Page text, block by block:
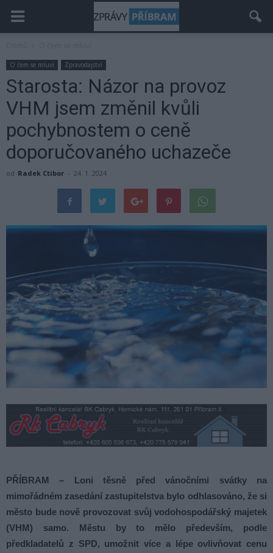
O čem se mluví Zpravodajství
Starosta: Názor na provoz
VHM jsem změnil kvůli
pochybnostem o ceně
doporučovaného uchazeče
od Radek Ctibor - 24. 1. 2024
PŘÍBRAM – Loni těsně před vánočními svátky na
mimořádném zasedání zastupitelstva bylo odhlasováno, že si
město bude nově provozovat svůj vodohospodářský majetek
(VHM) samo. Městu by to mělo především, podle
předkladatelů z SPD, umožnit více a lépe ovlivňovat cenu